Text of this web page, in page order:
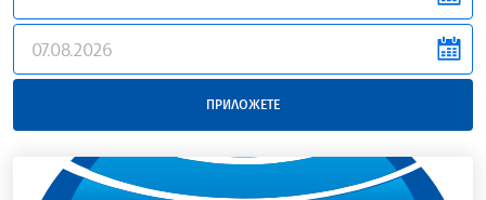
news.filter.to
ПРИЛОЖЕТЕ